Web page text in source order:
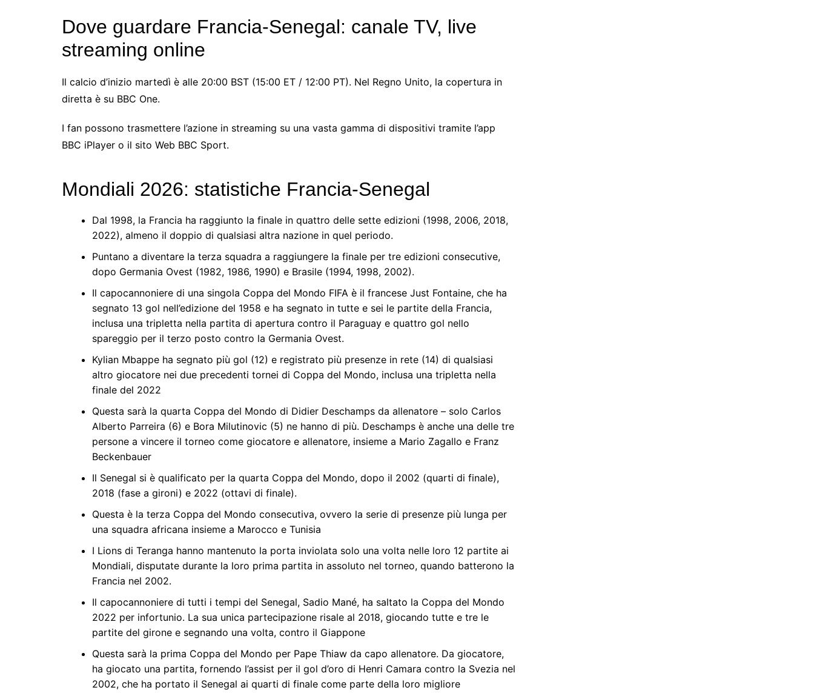
Dove guardare Francia-Senegal: canale TV, live
streaming online
Il calcio d’inizio martedì è alle 20:00 BST (15:00 ET / 12:00 PT). Nel Regno Unito, la copertura in
diretta è su BBC One.
I fan possono trasmettere l’azione in streaming su una vasta gamma di dispositivi tramite l’app
BBC iPlayer o il sito Web BBC Sport.
Mondiali 2026: statistiche Francia-Senegal
Dal 1998, la Francia ha raggiunto la finale in quattro delle sette edizioni (1998, 2006, 2018,
2022), almeno il doppio di qualsiasi altra nazione in quel periodo.
Puntano a diventare la terza squadra a raggiungere la finale per tre edizioni consecutive,
dopo Germania Ovest (1982, 1986, 1990) e Brasile (1994, 1998, 2002).
Il capocannoniere di una singola Coppa del Mondo FIFA è il francese Just Fontaine, che ha
segnato 13 gol nell’edizione del 1958 e ha segnato in tutte e sei le partite della Francia,
inclusa una tripletta nella partita di apertura contro il Paraguay e quattro gol nello
spareggio per il terzo posto contro la Germania Ovest.
Kylian Mbappe ha segnato più gol (12) e registrato più presenze in rete (14) di qualsiasi
altro giocatore nei due precedenti tornei di Coppa del Mondo, inclusa una tripletta nella
finale del 2022
Questa sarà la quarta Coppa del Mondo di Didier Deschamps da allenatore – solo Carlos
Alberto Parreira (6) e Bora Milutinovic (5) ne hanno di più. Deschamps è anche una delle tre
persone a vincere il torneo come giocatore e allenatore, insieme a Mario Zagallo e Franz
Beckenbauer
Il Senegal si è qualificato per la quarta Coppa del Mondo, dopo il 2002 (quarti di finale),
2018 (fase a gironi) e 2022 (ottavi di finale).
Questa è la terza Coppa del Mondo consecutiva, ovvero la serie di presenze più lunga per
una squadra africana insieme a Marocco e Tunisia
I Lions di Teranga hanno mantenuto la porta inviolata solo una volta nelle loro 12 partite ai
Mondiali, disputate durante la loro prima partita in assoluto nel torneo, quando batterono la
Francia nel 2002.
Il capocannoniere di tutti i tempi del Senegal, Sadio Mané, ha saltato la Coppa del Mondo
2022 per infortunio. La sua unica partecipazione risale al 2018, giocando tutte e tre le
partite del girone e segnando una volta, contro il Giappone
Questa sarà la prima Coppa del Mondo per Pape Thiaw da capo allenatore. Da giocatore,
ha giocato una partita, fornendo l’assist per il gol d’oro di Henri Camara contro la Svezia nel
2002, che ha portato il Senegal ai quarti di finale come parte della loro migliore